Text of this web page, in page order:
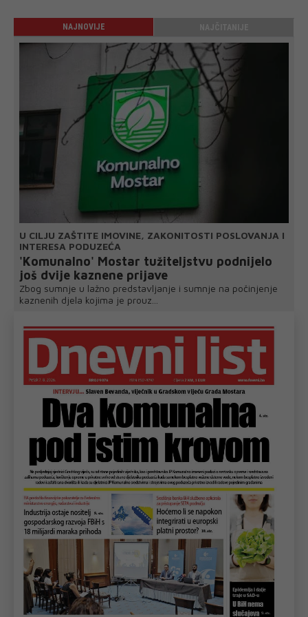
NAJNOVIJE
U CILJU ZAŠTITE IMOVINE, ZAKONITOSTI POSLOVANJA I
INTERESA PODUZEĆA
'Komunalno' Mostar tužiteljstvu podnijelo
još dvije kaznene prijave
Zbog sumnje u lažno predstavljanje i sumnje na počinjenje
kaznenih djela kojima je prouz...